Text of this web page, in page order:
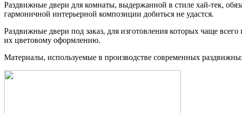
Раздвижные двери для комнаты, выдержанной в стиле хай-тек,
гармоничной интерьерной композиции добиться не удастся.
Раздвижные двери под заказ, для изготовления которых чаще
их цветовому оформлению.
Материалы, используемые в производстве современных